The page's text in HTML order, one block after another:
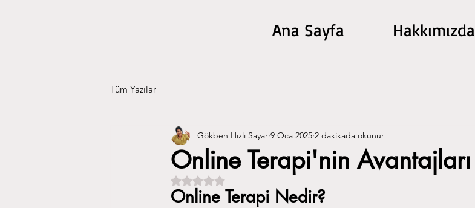
Ana Sayfa Hakkımızda
Tüm Yazılar
Online Terapi'nin Avantajları
Gökben Hızlı Sayar 9 Oca 2025 2 dakikada okunur
5 üzerinden NaN yıldız
Online Terapi Nedir?